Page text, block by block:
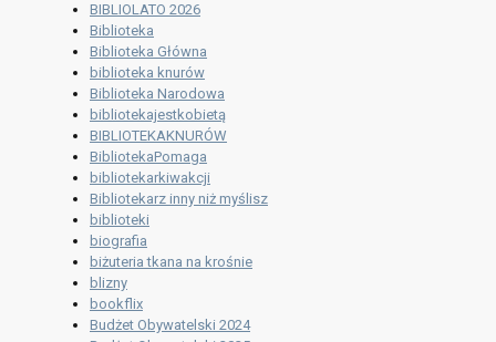
BIBLIOLATO 2026
Biblioteka
Biblioteka Główna
biblioteka knurów
Biblioteka Narodowa
bibliotekajestkobietą
BIBLIOTEKAKNURÓW
BibliotekaPomaga
bibliotekarkiwakcji
Bibliotekarz inny niż myślisz
biblioteki
biografia
biżuteria tkana na krośnie
blizny
bookflix
Budżet Obywatelski 2024